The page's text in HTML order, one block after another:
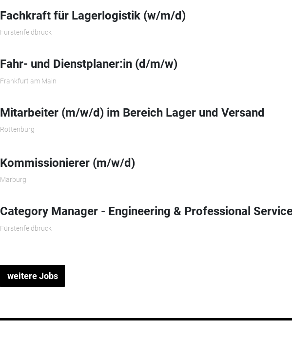
Fachkraft für Lagerlogistik (w/m/d)
Fürstenfeldbruck
Fahr- und Dienstplaner:in (d/m/w)
Frankfurt am Main
Mitarbeiter (m/w/d) im Bereich Lager und Versand
Rottenburg
Kommissionierer (m/w/d)
Marburg
Category Manager - Engineering & Professional
Fürstenfeldbruck
weitere Jobs